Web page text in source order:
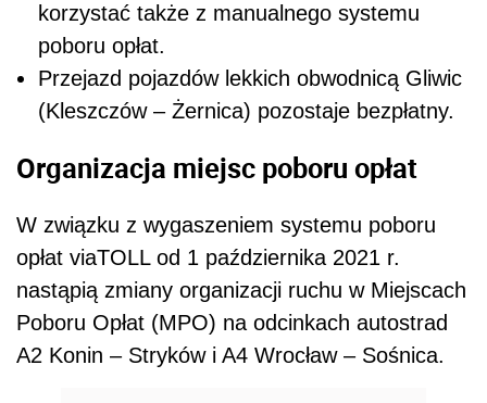
korzystać także z manualnego systemu
poboru opłat.
Przejazd pojazdów lekkich obwodnicą Gliwic
(Kleszczów – Żernica) pozostaje bezpłatny.
Organizacja miejsc poboru opłat
W związku z wygaszeniem systemu poboru
opłat viaTOLL od 1 października 2021 r.
nastąpią zmiany organizacji ruchu w Miejscach
Poboru Opłat (MPO) na odcinkach autostrad
A2 Konin – Stryków i A4 Wrocław – Sośnica.